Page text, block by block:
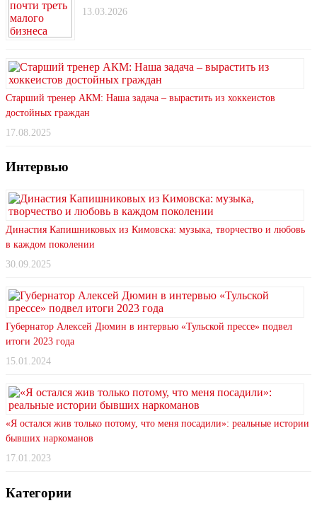
13.03.2026
Старший тренер АКМ: Наша задача – вырастить из хоккеистов
достойных граждан
17.08.2025
Интервью
Династия Капишниковых из Кимовска: музыка, творчество и любовь
в каждом поколении
30.09.2025
Губернатор Алексей Дюмин в интервью «Тульской прессе» подвел
итоги 2023 года
15.01.2024
«Я остался жив только потому, что меня посадили»: реальные истории
бывших наркоманов
17.01.2023
Категории